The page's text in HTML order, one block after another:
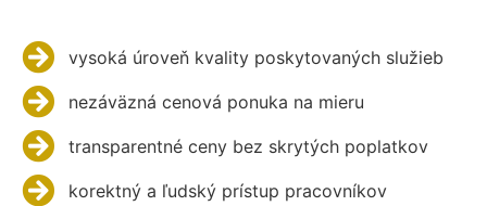
vysoká úroveň kvality poskytovaných služieb
nezáväzná cenová ponuka na mieru
transparentné ceny bez skrytých poplatkov
korektný a ľudský prístup pracovníkov